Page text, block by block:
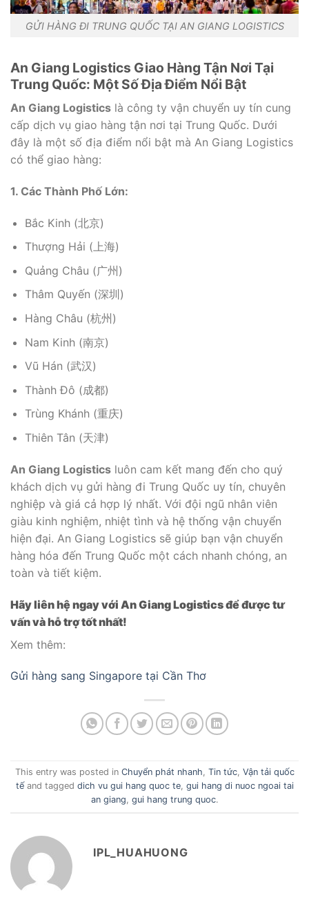
GỬI HÀNG ĐI TRUNG QUỐC TẠI AN GIANG LOGISTICS
An Giang Logistics Giao Hàng Tận Nơi Tại
Trung Quốc: Một Số Địa Điểm Nổi Bật
An Giang Logistics là công ty vận chuyển uy tín cung
cấp dịch vụ giao hàng tận nơi tại Trung Quốc. Dưới
đây là một số địa điểm nổi bật mà An Giang Logistics
có thể giao hàng:
1. Các Thành Phố Lớn:
Bắc Kinh (北京)
Thượng Hải (上海)
Quảng Châu (广州)
Thâm Quyến (深圳)
Hàng Châu (杭州)
Nam Kinh (南京)
Vũ Hán (武汉)
Thành Đô (成都)
Trùng Khánh (重庆)
Thiên Tân (天津)
An Giang Logistics luôn cam kết mang đến cho quý
khách dịch vụ gửi hàng đi Trung Quốc uy tín, chuyên
nghiệp và giá cả hợp lý nhất. Với đội ngũ nhân viên
giàu kinh nghiệm, nhiệt tình và hệ thống vận chuyển
hiện đại. An Giang Logistics sẽ giúp bạn vận chuyển
hàng hóa đến Trung Quốc một cách nhanh chóng, an
toàn và tiết kiệm.
Hãy liên hệ ngay với An Giang Logistics để được tư
vấn và hỗ trợ tốt nhất!
Xem thêm:
Gửi hàng sang Singapore tại Cần Thơ
This entry was posted in Chuyển phát nhanh, Tin tức, Vận tải quốc
tếand tagged dich vu gui hang quoc te, gui hang di nuoc ngoai tai
an giang, gui hang trung quoc.
IPL_HUAHUONG